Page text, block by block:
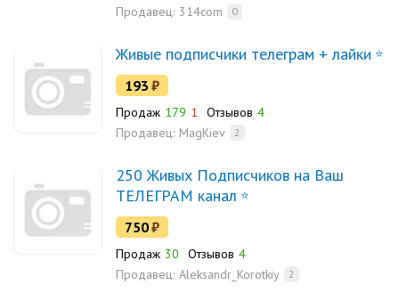
Продавец: 314com 0
Живые подписчики телеграм + лайки
193 ₽
Продаж 179 1 Отзывов 4
Продавец: MagKiev 2
250 Живых Подписчиков на Ваш
ТЕЛЕГРАМ канал
750₽
Продаж 30 Отзывов 4
Продавец: Aleksandr_Korotkiy 2